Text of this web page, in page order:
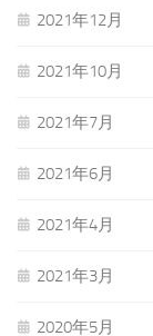
2021年12月
2021年10月
2021年7月
2021年6月
2021年4月
2021年3月
2020年5月